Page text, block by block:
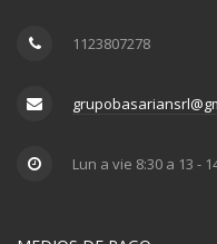
1123807278
Lun a vie 8:30 a 13 -